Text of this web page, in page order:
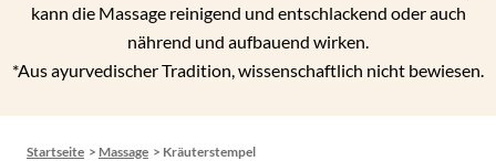
kann die Massage reinigend und entschlackend oder auch
nährend und aufbauend wirken.
*Aus ayurvedischer Tradition, wissenschaftlich nicht bewiesen.
Startseite > Massage > Kräuterstempel